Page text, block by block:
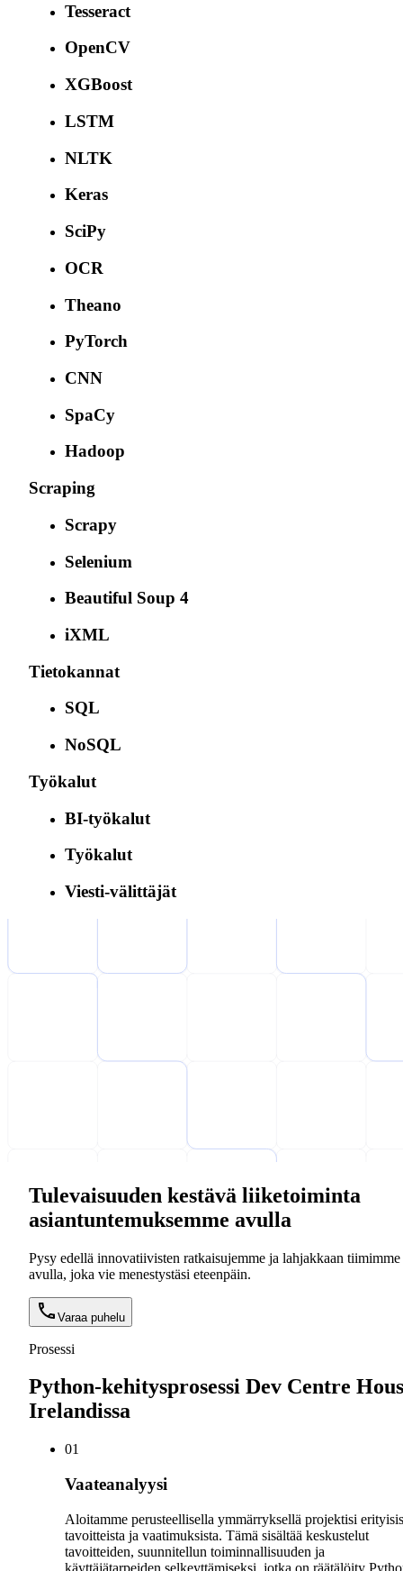
Tesseract
OpenCV
XGBoost
LSTM
NLTK
Keras
SciPy
OCR
Theano
PyTorch
CNN
SpaCy
Hadoop
Scraping
Scrapy
Selenium
Beautiful Soup 4
iXML
Tietokannat
SQL
NoSQL
Työkalut
BI-työkalut
Työkalut
Viesti-välittäjät
Tulevaisuuden kestävä liiketoiminta
asiantuntemuksemme avulla
Pysy edellä innovatiivisten ratkaisujemme ja lahjakkaan tiimimme
avulla, joka vie menestystäsi eteenpäin.
Varaa puhelu
Prosessi
Python-kehitysprosessi Dev Centre
Irelandissa
01
Vaateanalyysi
Aloitamme perusteellisella ymmärryksellä projektisi
tavoitteista ja vaatimuksista. Tämä sisältää keskustelut
tavoitteiden, suunnitellun toiminnallisuuden ja
käyttäjätarpeiden selkeyttämiseksi, jotka on räätälöity